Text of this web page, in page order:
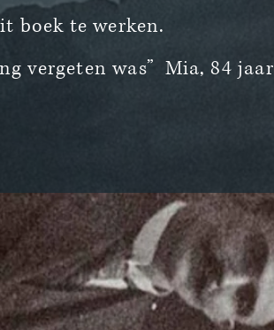
boek te werken.
vergeten was” Mia, 84 jaar